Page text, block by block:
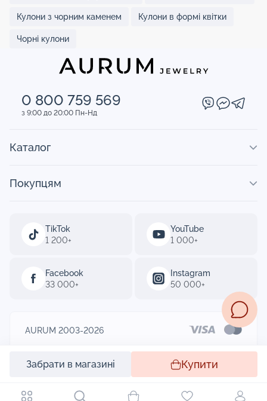
Забрати в магазині Купити
Кулони з чорним каменем Кулони в формі квітки
Чорні кулони
0 800 759 569
з 9:00 до 20:00 Пн-Нд
TikTok
1 200+
YouTube
1 000+
Facebook
33 000+
Instagram
50 000+
Каталог
Покупцям
AURUM 2003-2026